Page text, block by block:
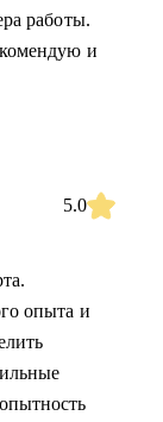
работы.
и
5.0
опыта и